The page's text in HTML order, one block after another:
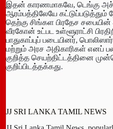
​இதன் காரணமாகவே, டெங்கு
ஆரம்பத்திலேயே கட்டுப்படுத்தும்
தெற்கு சிங்கள பிரதேச சபையின்
வீரகோன் உட்பட உள்ளூராட்சி
பாதுகாப்புப் படையினர்,
மற்றும் அரச அதிகாரிகள் எனப்
குறித்த செயற்திட்டத்தினை
குறிப்பிடத்தக்கது.
JJ SRI LANKA TAMIL NEWS